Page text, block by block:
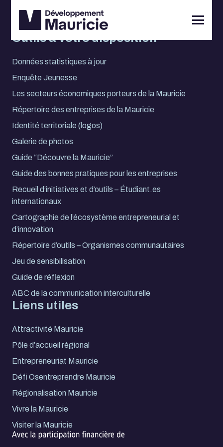
Outils à votre disposition
Données statistiques à jour
Enquête Jeunesse
Les secteurs économiques porteurs de la Mauricie
Répertoire des entreprises de la Mauricie
Identité territoriale (logos)
Galerie de photos
Guide “Découvre la Mauricie”
Guide des bonnes pratiques pour les entreprises
Recueil d’initiatives et d’outils – Étudiant.es
internationaux
Cartographie de l’écosystème entrepreneurial et
d’innovation
Répertoire d’outils – Organismes communautaires
Jeu de sensibilisation
Guide de réflexion
ABC de la communication interculturelle
Liens utiles
Attractivité Mauricie
Pôle d’accueil régional
Entrepreneuriat Mauricie
Défi Osentreprendre Mauricie
Régionalisation Mauricie
Vivre la Mauricie
Visiter la Mauricie